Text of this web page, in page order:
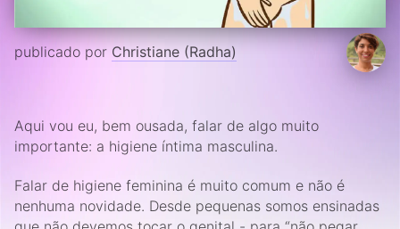
publicado por Christiane (Radha)
Aqui vou eu, bem ousada, falar de algo muito
importante: a higiene íntima masculina.
Falar de higiene feminina é muito comum e não é
nenhuma novidade. Desde pequenas somos ensinadas